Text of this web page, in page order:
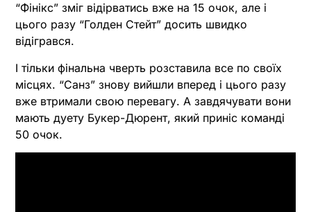
“Фінікс” зміг відірватись вже на 15 очок, але і
цього разу “Голден Стейт” досить швидко
відігрався.
І тільки фінальна чверть розставила все по своїх
місцях. “Санз” знову вийшли вперед і цього разу
вже втримали свою перевагу. А завдячувати вони
мають дуету Букер-Дюрент, який приніс команді
50 очок.